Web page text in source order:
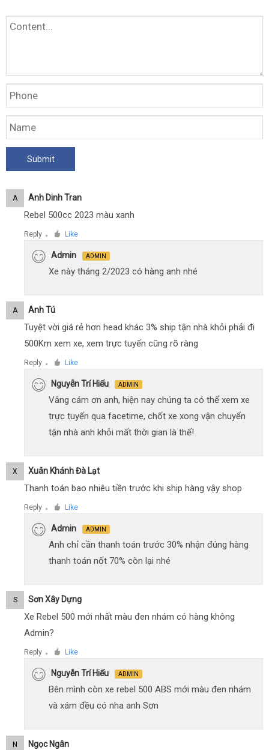
A Anh Dinh Tran
Rebel 500cc 2023 màu xanh
Reply ● Like
Admin ADMIN
Xe này tháng 2/2023 có hàng anh nhé
A Anh Tú
Tuyệt vời giá rẻ hơn head khác 3% ship tận nhà khỏi phải đi
500Km xem xe, xem trực tuyến cũng rõ ràng
Reply ● Like
Nguyễn Trí Hiếu ADMIN
Vâng cám ơn anh, hiện nay chúng ta có thể xem xe
trực tuyến qua facetime, chốt xe xong vận chuyển
tận nhà anh khỏi mất thời gian là thế!
X Xuân Khánh Đà Lạt
Thanh toán bao nhiêu tiền trước khi ship hàng vậy shop
Reply ● Like
Admin ADMIN
Anh chỉ cần thanh toán trước 30% nhận đúng hàng
thanh toán nốt 70% còn lại nhé
S Sơn Xây Dựng
Xe Rebel 500 mới nhất màu đen nhám có hàng không
Admin?
Reply ● Like
Nguyễn Trí Hiếu ADMIN
Bên mình còn xe rebel 500 ABS mới màu đen nhám
và xám đều có nha anh Sơn
N Ngọc Ngân